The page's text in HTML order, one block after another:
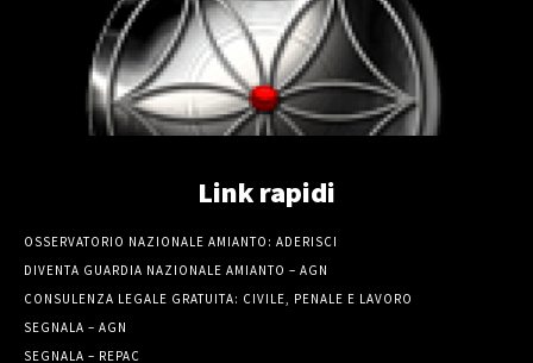
Link rapidi
OSSERVATORIO NAZIONALE AMIANTO: ADERISCI
DIVENTA GUARDIA NAZIONALE AMIANTO – AGN
CONSULENZA LEGALE GRATUITA: CIVILE, PENALE E LAVORO
SEGNALA – AGN
SEGNALA – REPAC